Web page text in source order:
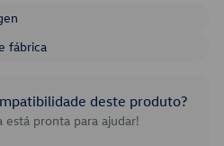
fábrica
deste produto?
está pronta para ajudar!